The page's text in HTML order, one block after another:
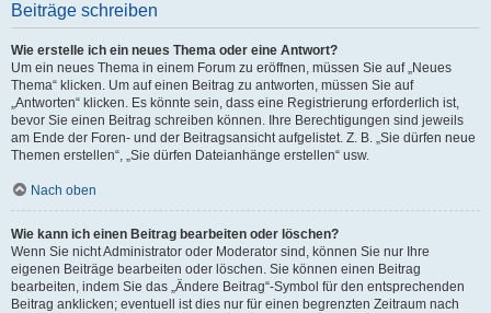
Beiträge schreiben
Wie erstelle ich ein neues Thema oder eine Antwort?
Um ein neues Thema in einem Forum zu eröffnen, müssen Sie auf „Neues
Thema“ klicken. Um auf einen Beitrag zu antworten, müssen Sie auf
„Antworten“ klicken. Es könnte sein, dass eine Registrierung erforderlich ist,
bevor Sie einen Beitrag schreiben können. Ihre Berechtigungen sind jeweils
am Ende der Foren- und der Beitragsansicht aufgelistet. Z. B. „Sie dürfen neue
Themen erstellen“, „Sie dürfen Dateianhänge erstellen“ usw.
Nach oben
Wie kann ich einen Beitrag bearbeiten oder löschen?
Wenn Sie nicht Administrator oder Moderator sind, können Sie nur Ihre
eigenen Beiträge bearbeiten oder löschen. Sie können einen Beitrag
bearbeiten, indem Sie das „Ändere Beitrag“-Symbol für den entsprechenden
Beitrag anklicken; eventuell ist dies nur für einen begrenzten Zeitraum nach